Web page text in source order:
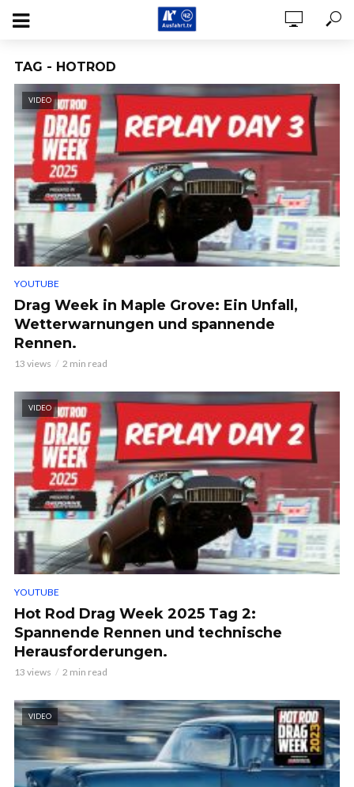
TAG - HOTROD
VIDEO
YOUTUBE
Drag Week in Maple Grove: Ein Unfall,
Wetterwarnungen und spannende
Rennen.
13 views 2 min read
VIDEO
YOUTUBE
Hot Rod Drag Week 2025 Tag 2:
Spannende Rennen und technische
Herausforderungen.
13 views 2 min read
VIDEO